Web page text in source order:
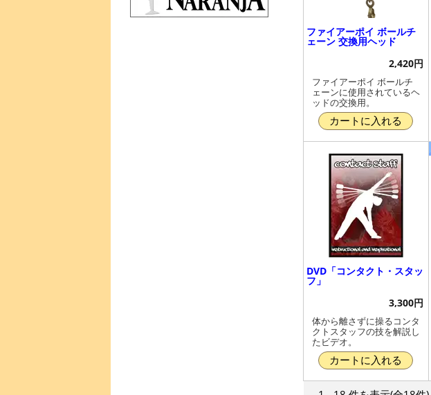
ファイアーポイ ボールチ
ェーン 交換用ヘッド
2,420円
ファイアーポイ ボールチ
ェーンに使用されているヘ
ッドの交換用。
カートに入れる
DVD「コンタクト・スタッ
フ」
3,300円
体から離さずに操るコンタ
クトスタッフの技を解説し
たビデオ。
カートに入れる